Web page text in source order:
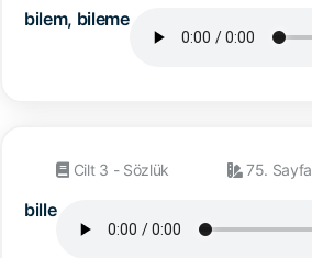
bilem, bileme
bille
Cilt 3 - Sözlük 75. Sayfa